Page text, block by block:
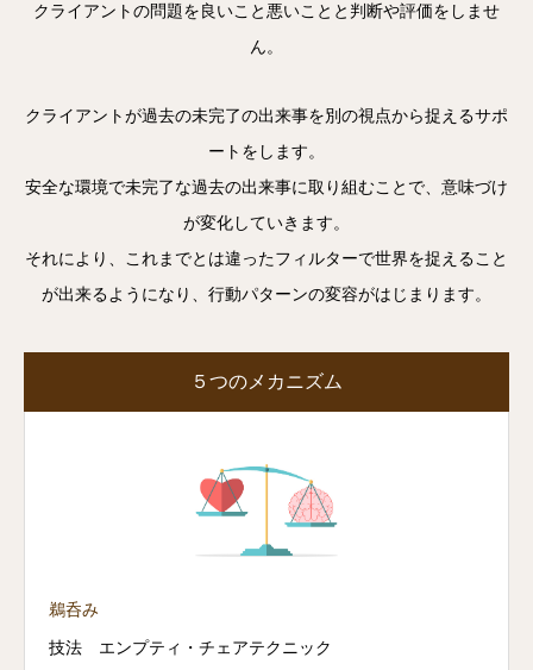
クライアントの問題を良いこと悪いことと判断や評価をしませ
ん。
クライアントが過去の未完了の出来事を別の視点から捉えるサポ
ートをします。
安全な環境で未完了な過去の出来事に取り組むことで、意味づけ
が変化していきます。
それにより、これまでとは違ったフィルターで世界を捉えること
が出来るようになり、行動パターンの変容がはじまります。
５つのメカニズム
鵜呑み
技法 エンプティ・チェアテクニック